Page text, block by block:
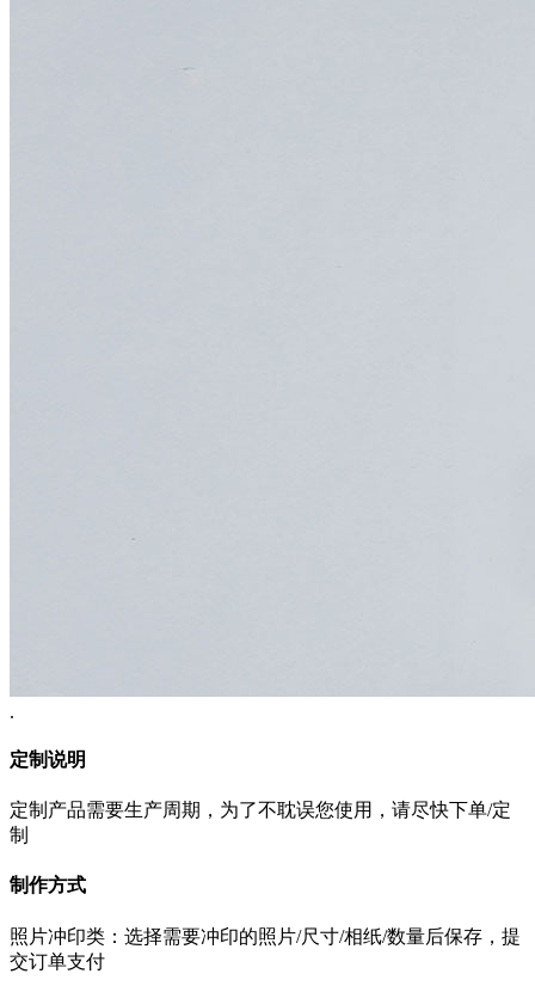
.
定制说明
定制产品需要生产周期，为了不耽误您使用，请尽快下单/定
制
制作方式
照片冲印类：选择需要冲印的照片/尺寸/相纸/数量后保存，提
交订单支付